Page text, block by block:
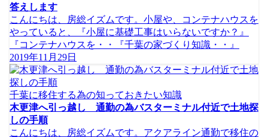
答えします
こんにちは、房総イズムです。小屋や、コンテナハウスを
やっていると、『小屋に基礎工事はいらないですか？』
『コンテナハウスを・・『千葉の家づくり知識・・』
2019年11月29日
千葉に移住する為の知っておきたい知識
木更津へ引っ越し 通勤の為バスターミナル付近で土地探
しの手順
こんにちは、房総イズムです。アクアライン通勤で移住の